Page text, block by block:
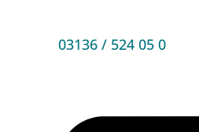
03136 / 524 05 0